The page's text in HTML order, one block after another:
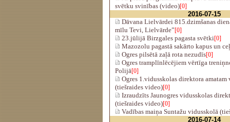
svētku svinības (video)[0]
2016-07-15
Dāvana Lielvārdei 815.dzimšanas
mīlu Tevi, Lielvārde”[0]
23.jūlijā Birzgales pagasta svētki[0]
Mazozolu pagastā sakārto kapus un
Ogres pilsētā zaļā rota nezudīs[0]
Ogres tramplīnlēcējiem vērtīga
Polijā[0]
Ogres 1.vidusskolas direktora
(tiešraides video)[0]
Izraudzīts Jaunogres vidusskolas
(tiešraides video)[0]
Vadības maiņa Suntažu vidusskolā
2016-07-14